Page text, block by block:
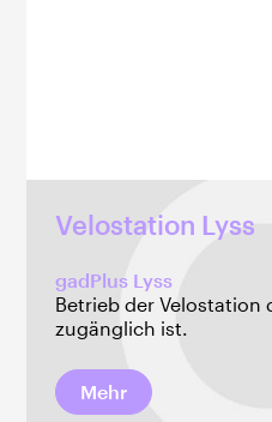
Velostation Lyss
gadPlus Lyss
Betrieb der Velostation
zugänglich ist.
Mehr